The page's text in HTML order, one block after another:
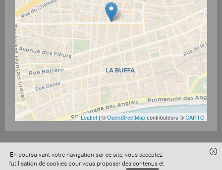
Leaflet | ©OpenStreetMapcontributeurs ©CARTO
Accès administration Confidentialité Conditions Générales de Vente
En poursuivant votre navigation sur ce site, vous acceptez
l'utilisation de cookies pour vous proposer des contenus et
x